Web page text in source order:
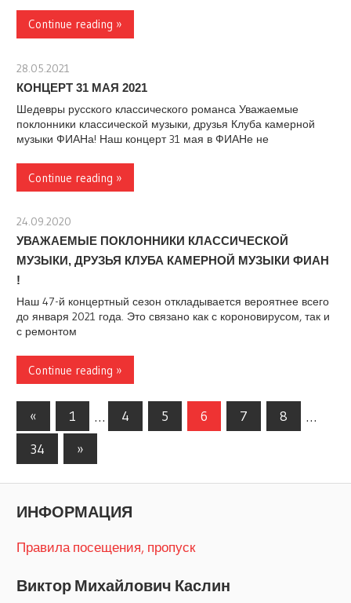
Continue reading »
28.05.2021
КОНЦЕРТ 31 МАЯ 2021
Шедевры русского классического романса Уважаемые
поклонники классической музыки, друзья Клуба камерной
музыки ФИАНа! Наш концерт 31 мая в ФИАНе не
Continue reading »
24.09.2020
УВАЖАЕМЫЕ ПОКЛОННИКИ КЛАССИЧЕСКОЙ
МУЗЫКИ, ДРУЗЬЯ КЛУБА КАМЕРНОЙ МУЗЫКИ ФИАН
!
Наш 47-й концертный сезон откладывается вероятнее всего
до января 2021 года. Это связано как с короновирусом, так и
с ремонтом
Continue reading »
Навигация
по
« Предыдущие
записи
1 … 4 5 6 7 8
…
34
Следующие
записи
»
ИНФОРМАЦИЯ
Правила посещения, пропуск
Виктор Михайлович Каслин